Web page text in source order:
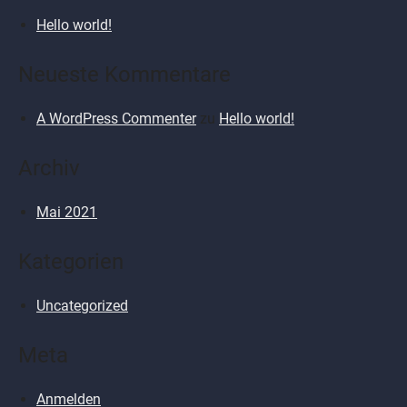
Hello world!
Neueste Kommentare
A WordPress Commenterzu Hello world!
Archiv
Mai 2021
Kategorien
Uncategorized
Meta
Anmelden